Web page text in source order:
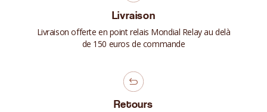
Livraison
Livraison offerte en point relais Mondial Relay au delà
de 150 euros de commande
Retours